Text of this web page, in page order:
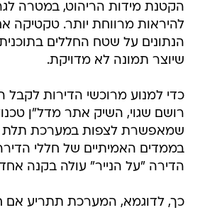
הקטנת מידות הריהוט, במטרה
להיראות מרווחת יותר. טקטיקה
הנתונים על שטח החללים
שיוצר תמונה לא מדויקת.
כדי למנוע מרוכשי הדירות
רושם שגוי, השיק אתר מדל"ן
שמאפשרת לצפות במערכת תלת
בממדים האמיתיים של חללי
הדירה "על הנייר" עולה בקנה
כך, לדוגמא, המערכת תתריע אם